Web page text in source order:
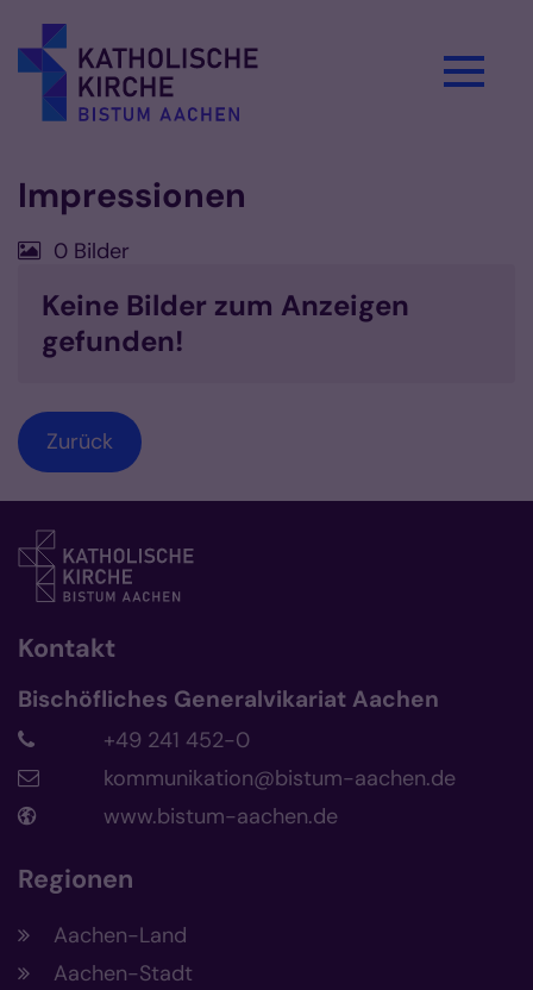
Impressionen
0 Bilder
Keine Bilder zum Anzeigen
gefunden!
Zurück
Kontakt
Bischöfliches Generalvikariat Aachen
+49 241 452-0
kommunikation@bistum-aachen.de
www.bistum-aachen.de
Regionen
Aachen-Land
Aachen-Stadt